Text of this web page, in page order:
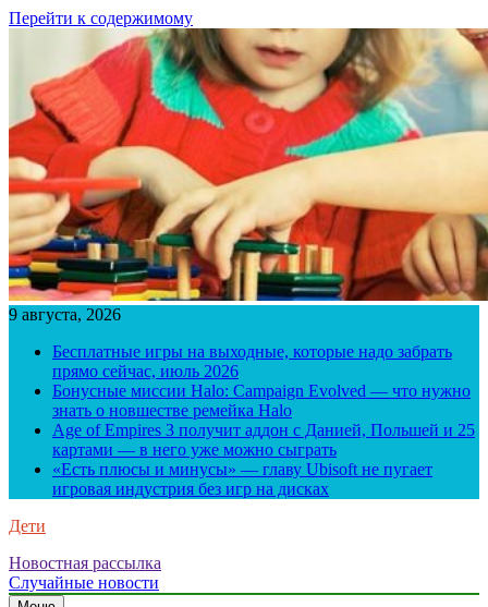
Перейти к содержимому
9 августа, 2026
Бесплатные игры на выходные, которые надо забрать
прямо сейчас, июль 2026
Бонусные миссии Halo: Campaign Evolved — что нужно
знать о новшестве ремейка Halo
Age of Empires 3 получит аддон с Данией, Польшей и 25
картами — в него уже можно сыграть
«Есть плюсы и минусы» — главу Ubisoft не пугает
игровая индустрия без игр на дисках
Дети
Новостная рассылка
Случайные новости